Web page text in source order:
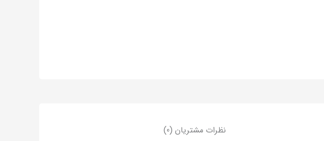
نظرات مشتریان (0)